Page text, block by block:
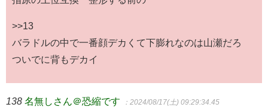
>>13
バラドルの中で一番顔デカくて下膨れなのは山瀬だろ
ついでに背もデカイ
138 名無しさん＠恐縮です ：2024/08/17(土) 09:29:34.45